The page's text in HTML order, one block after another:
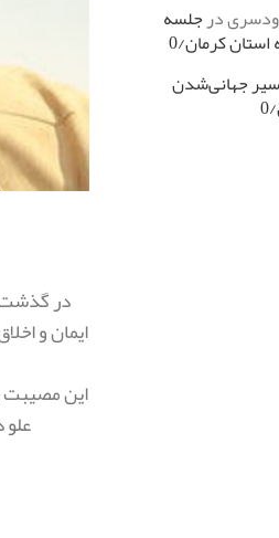
در گذشت
ایمان و
این مصیبت
درجلسه
کرمان/0
جهانی‌شدن